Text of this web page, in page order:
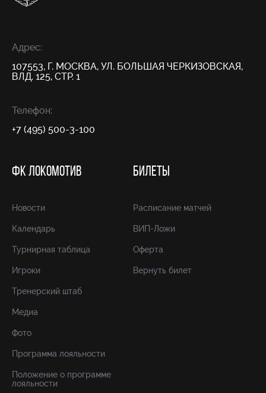
Адрес:
107553, Г. МОСКВА, УЛ. БОЛЬШАЯ ЧЕРКИЗОВСКАЯ,
ВЛД. 125, СТР. 1
Телефон:
+7 (495) 500-3-100
ФК ЛОКОМОТИВ
Новости
Календарь
Турнирная таблица
Игроки
Тренерский штаб
Медиа
Фото
Программа лояльности
Положение о программе
лояльности
БИЛЕТЫ
Расписание матчей
ВИП-Ложи
Оферта
Вернуть билет